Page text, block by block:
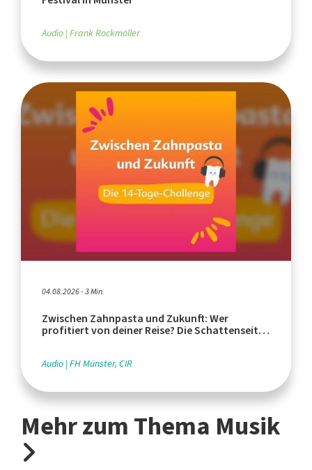
Audio Frank Rockmöller
04.08.2026 - 3 Min.
Zwischen Zahnpasta und Zukunft: Wer
profitiert von deiner Reise? Die Schattenseiten
Audio FH Münster, CIR
Mehr zum Thema Musik